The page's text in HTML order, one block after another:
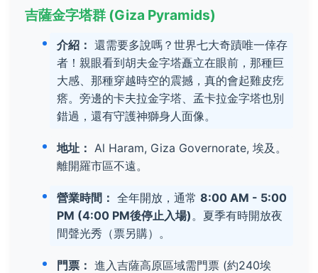
吉薩金字塔群 (Giza Pyramids)
介紹： 還需要多說嗎？世界七大奇蹟唯一倖存
者！親眼看到胡夫金字塔矗立在眼前，那種巨
大感、那種穿越時空的震撼，真的會起雞皮疙
瘩。旁邊的卡夫拉金字塔、孟卡拉金字塔也別
錯過，還有守護神獅身人面像。
地址： Al Haram, Giza Governorate, 埃及。
離開羅市區不遠。
營業時間： 全年開放，通常 8:00 AM - 5:00
PM (4:00 PM後停止入場) 。夏季有時開放夜
間聲光秀（票另購）。
門票： 進入吉薩高原區域需門票 (約240埃